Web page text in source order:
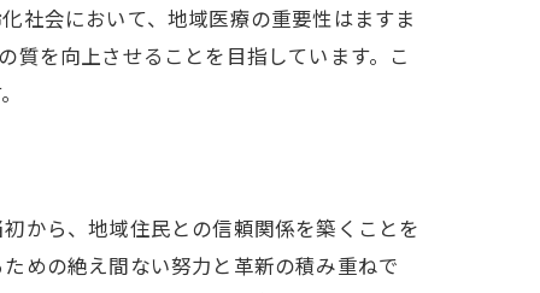
社会において、地域医療の重要性はますま
質を向上させることを目指しています。こ
から、地域住民との信頼関係を築くことを
めの絶え間ない努力と革新の積み重ねで